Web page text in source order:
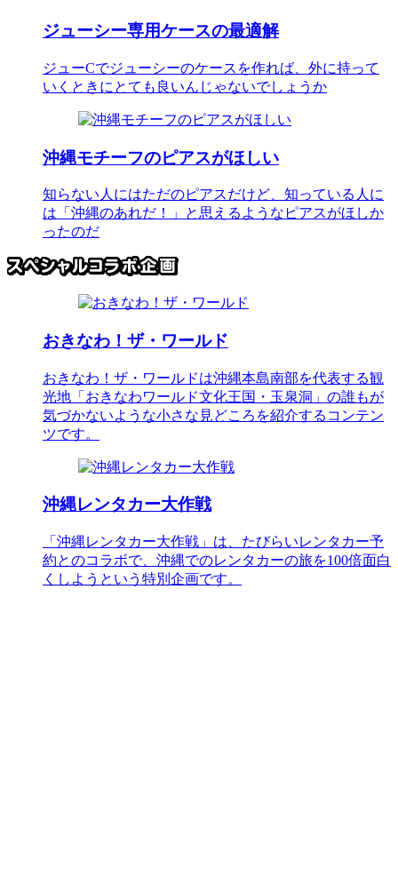
ジューシー専用ケースの最適解
ジューCでジューシーのケースを作れば、外に持って
いくときにとても良いんじゃないでしょうか
沖縄モチーフのピアスがほしい
知らない人にはただのピアスだけど、知っている人に
は「沖縄のあれだ！」と思えるようなピアスがほしか
ったのだ
おきなわ！ザ・ワールド
おきなわ！ザ・ワールドは沖縄本島南部を代表する観
光地「おきなわワールド文化王国・玉泉洞」の誰もが
気づかないような小さな見どころを紹介するコンテン
ツです。
沖縄レンタカー大作戦
「沖縄レンタカー大作戦」は、たびらいレンタカー予
約とのコラボで、沖縄でのレンタカーの旅を100倍面白
くしようという特別企画です。